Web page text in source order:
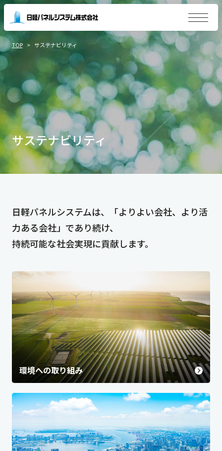
TOP サステナビリティ
サステナビリティ
日軽パネルシステムは、「よりよい会社、より活
力ある会社」であり続け、
持続可能な社会実現に貢献します。
環境への取り組み